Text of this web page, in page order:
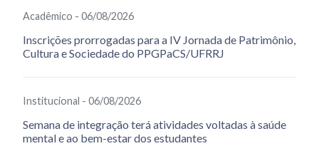
Acadêmico - 06/08/2026
Inscrições prorrogadas para a IV Jornada de Patrimônio,
Cultura e Sociedade do PPGPaCS/UFRRJ
Institucional - 06/08/2026
Semana de integração terá atividades voltadas à saúde
mental e ao bem-estar dos estudantes